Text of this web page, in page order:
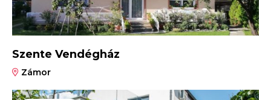
Szente Vendégház
Zámor